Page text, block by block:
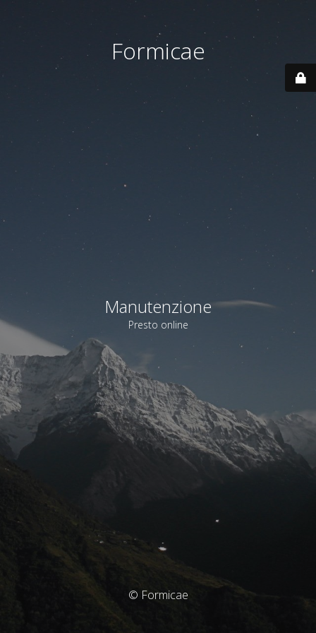
Formicae
Manutenzione
Presto online
© Formicae